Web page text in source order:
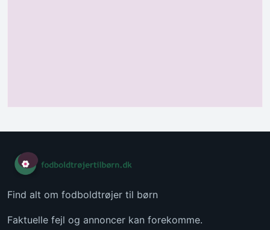
Find alt om fodboldtrøjer til børn
Faktuelle fejl og annoncer kan forekomme.